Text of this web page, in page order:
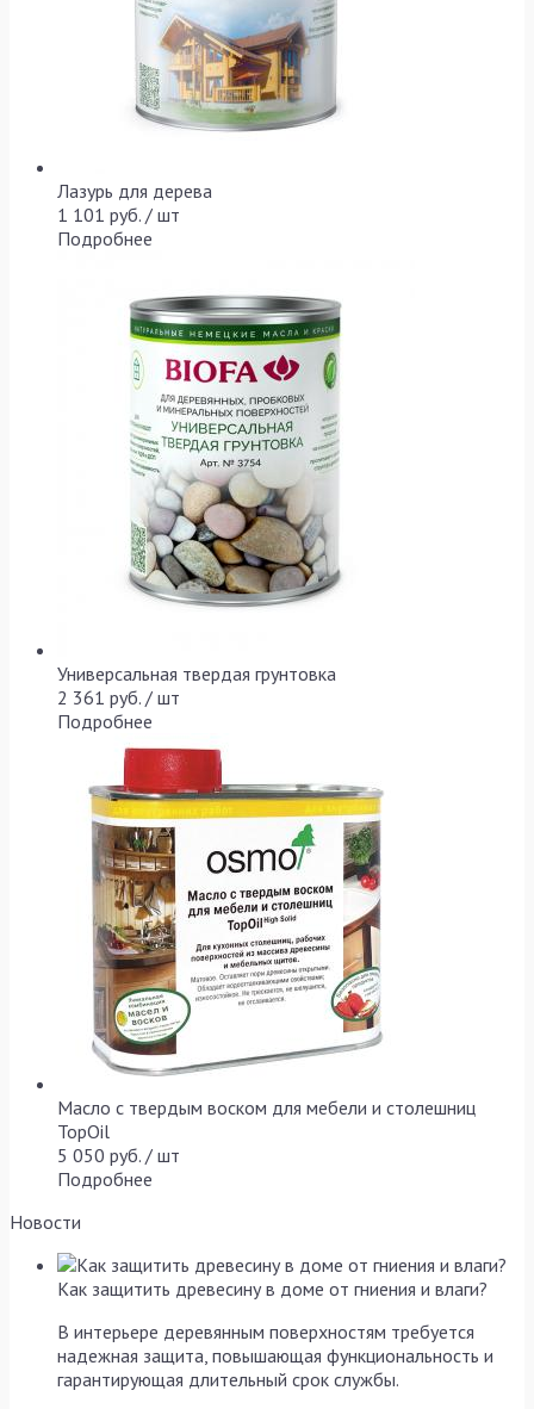
Лазурь для дерева
1 101 руб. / шт
Подробнее
Универсальная твердая грунтовка
2 361 руб. / шт
Подробнее
Масло с твердым воском для мебели и столешниц
TopOil
5 050 руб. / шт
Подробнее
Новости
Как защитить древесину в доме от гниения и влаги?
В интерьере деревянным поверхностям требуется
надежная защита, повышающая функциональность и
гарантирующая длительный срок службы.